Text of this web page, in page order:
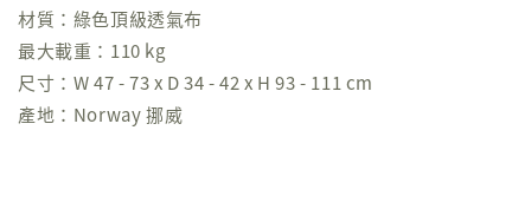
材質：綠色頂級透氣布
最大載重：110 kg
尺寸：W 47 - 73 x D 34 - 42 x H 93 - 111 cm
產地：Norway 挪威